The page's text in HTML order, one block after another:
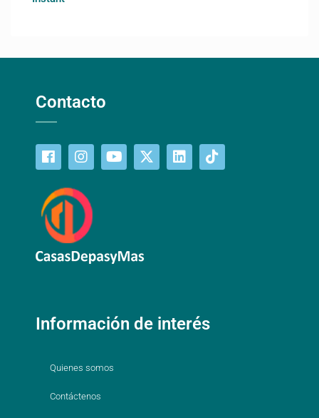
Contacto
Información de interés
Quienes somos
Contáctenos